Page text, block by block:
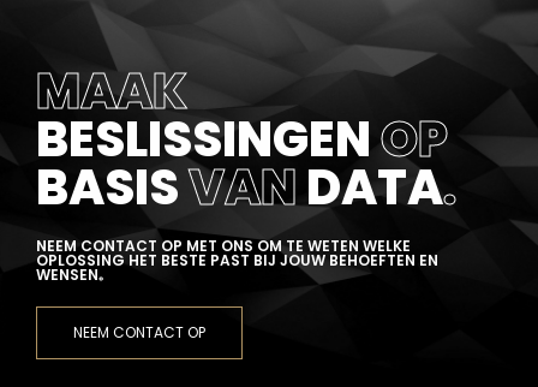
MAAK
BESLISSINGENOP
BASISVANDATA.
NEEM CONTACT OP MET ONS OM TE WETEN WELKE
OPLOSSING HET BESTE PAST BIJ JOUW BEHOEFTEN EN
WENSEN.
NEEM CONTACT OP